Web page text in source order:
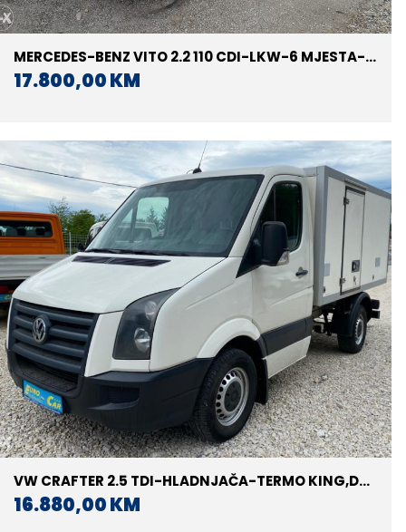
MERCEDES-BENZ VITO 2.2 110 CDI-LKW-6 MJESTA-
MIXTO
17.800,00 KM
VW CRAFTER 2.5 TDI-HLADNJAČA-TERMO KING,DO
-1
16.880,00 KM